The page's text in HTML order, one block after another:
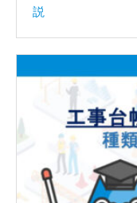
説